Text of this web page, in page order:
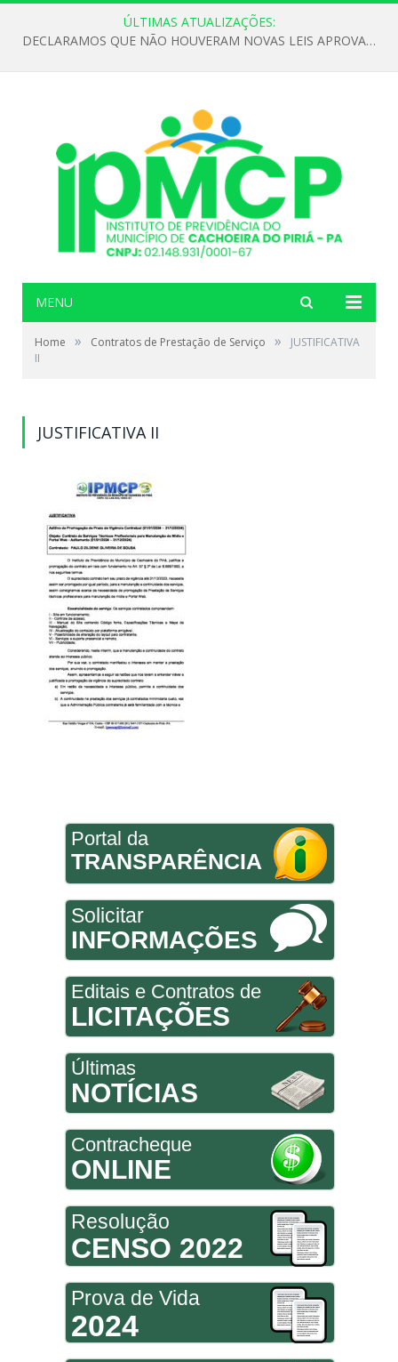
ÚLTIMAS ATUALIZAÇÕES:
DECLARAMOS QUE NÃO HOUVERAM NOVAS LEIS APROVADAS ATÉ O MOMENTO PARA O INSTITUTO DE PREVIDÊNCIA NO ANO DE 2026
MENU
Home » Contratos de Prestação de Serviço »
JUSTIFICATIVA
II
JUSTIFICATIVA II
Portal da
TRANSPARÊNCIA
Solicitar
INFORMAÇÕES
Editais e Contratos de
LICITAÇÕES
Últimas
NOTÍCIAS
Contracheque
ONLINE
Resolução
CENSO 2022
Prova de Vida
2024